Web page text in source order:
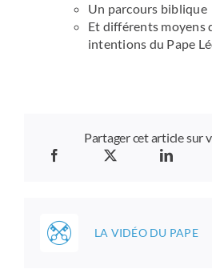
Un parcours biblique
Et différents moyens
intentions du Pape
Partager cet article sur
LA VIDÉO DU PAPE